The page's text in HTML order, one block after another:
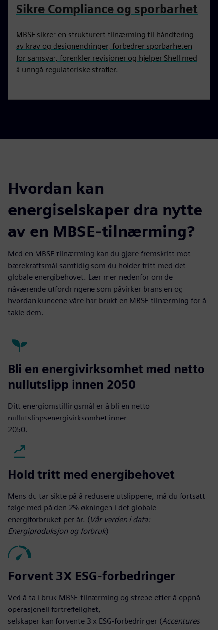
Sikre Compliance og sporbarhet
MBSE sikrer en strukturert tilnærming til håndtering
av krav og designendringer, forbedrer sporbarheten
for samsvar, forenkler revisjoner og hjelper Shell med
å unngå regulatoriske straffer.
Hvordan kan
energiselskaper dra nytte
av en MBSE-tilnærming?
Med en MBSE-tilnærming kan du gjøre fremskritt mot
bærekraftsmål samtidig som du holder tritt med det
globale energibehovet. Lær mer nedenfor om de
nåværende utfordringene som påvirker bransjen og
hvordan kundene våre har brukt en MBSE-tilnærming for å
takle dem.
Bli en energivirksomhet med netto
nullutslipp innen 2050
Ditt energiomstillingsmål er å bli en netto
nullutslippsenergivirksomhet innen
2050.
Hold tritt med energibehovet
Mens du tar sikte på å redusere utslippene, må du fortsatt
følge med på den 2% økningen i det globale
energiforbruket per år. ( Vår verden i data:
Energiproduksjon og forbruk)
Forvent 3X ESG-forbedringer
Ved å ta i bruk MBSE-tilnærming og strebe etter å oppnå
operasjonell fortreffelighet,
selskaper kan forvente 3 x ESG-forbedringer (Accentures